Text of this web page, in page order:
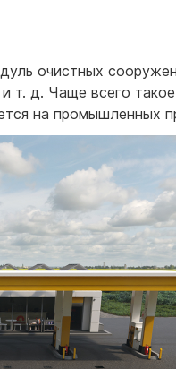
очистных
т. д. Чаще всего
на промышленных